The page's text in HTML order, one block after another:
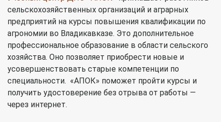
сельскохозяйственных организаций и аграрных
предприятий на курсы повышения квалификации по
агрономии во Владикавказе. Это дополнительное
профессиональное образование в области сельского
хозяйства. Оно позволяет приобрести новые и
усовершенствовать старые компетенции по
специальности. «АПОК» поможет пройти курсы и
получить удостоверение без отрыва от работы —
через интернет.